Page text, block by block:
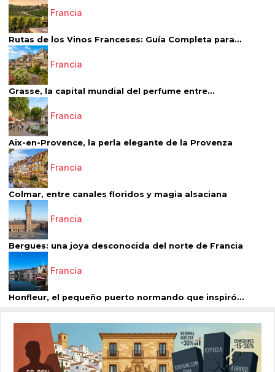
Francia
Rutas de los Vinos Franceses: Guía Completa para...
Francia
Grasse, la capital mundial del perfume entre...
Francia
Aix-en-Provence, la perla elegante de la Provenza
Francia
Colmar, entre canales floridos y magia alsaciana
Francia
Bergues: una joya desconocida del norte de Francia
Francia
Honfleur, el pequeño puerto normando que inspiró...